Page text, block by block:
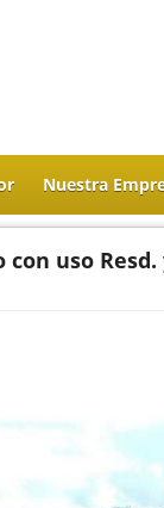
Nuestra
con uso